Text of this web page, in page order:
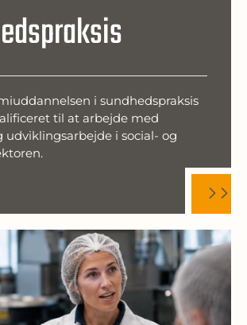
i sundhedspraksis
til at arbejde med
udviklingsarbejde i social- og